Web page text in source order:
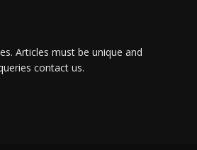
Articles must be unique and
contact us.